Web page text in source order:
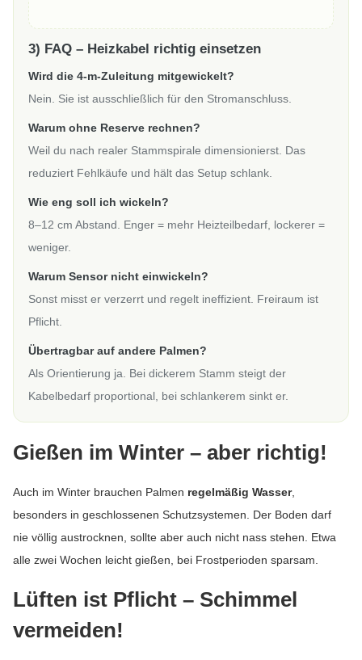
3) FAQ – Heizkabel richtig einsetzen
Wird die 4-m-Zuleitung mitgewickelt?
Nein. Sie ist ausschließlich für den Stromanschluss.
Warum ohne Reserve rechnen?
Weil du nach realer Stammspirale dimensionierst. Das
reduziert Fehlkäufe und hält das Setup schlank.
Wie eng soll ich wickeln?
8–12 cm Abstand. Enger = mehr Heizteilbedarf, lockerer =
weniger.
Warum Sensor nicht einwickeln?
Sonst misst er verzerrt und regelt ineffizient. Freiraum ist
Pflicht.
Übertragbar auf andere Palmen?
Als Orientierung ja. Bei dickerem Stamm steigt der
Kabelbedarf proportional, bei schlankerem sinkt er.
Gießen im Winter – aber richtig!
Auch im Winter brauchen Palmen regelmäßig Wasser,
besonders in geschlossenen Schutzsystemen. Der Boden darf
nie völlig austrocknen, sollte aber auch nicht nass stehen. Etwa
alle zwei Wochen leicht gießen, bei Frostperioden sparsam.
Lüften ist Pflicht – Schimmel
vermeiden!